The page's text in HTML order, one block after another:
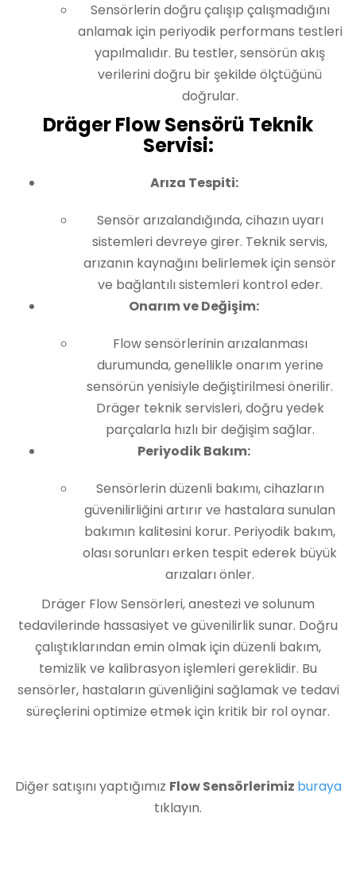
Sensörlerin doğru çalışıp çalışmadığını
anlamak için periyodik performans testleri
yapılmalıdır. Bu testler, sensörün akış
verilerini doğru bir şekilde ölçtüğünü
doğrular.
Dräger Flow Sensörü Teknik
Servisi:
Arıza Tespiti:
Sensör arızalandığında, cihazın uyarı
sistemleri devreye girer. Teknik servis,
arızanın kaynağını belirlemek için sensör
ve bağlantılı sistemleri kontrol eder.
Onarım ve Değişim:
Flow sensörlerinin arızalanması
durumunda, genellikle onarım yerine
sensörün yenisiyle değiştirilmesi önerilir.
Dräger teknik servisleri, doğru yedek
parçalarla hızlı bir değişim sağlar.
Periyodik Bakım:
Sensörlerin düzenli bakımı, cihazların
güvenilirliğini artırır ve hastalara sunulan
bakımın kalitesini korur. Periyodik bakım,
olası sorunları erken tespit ederek büyük
arızaları önler.
Dräger Flow Sensörleri, anestezi ve solunum
tedavilerinde hassasiyet ve güvenilirlik sunar. Doğru
çalıştıklarından emin olmak için düzenli bakım,
temizlik ve kalibrasyon işlemleri gereklidir. Bu
sensörler, hastaların güvenliğini sağlamak ve tedavi
süreçlerini optimize etmek için kritik bir rol oynar.
Diğer satışını yaptığımız Flow Sensörlerimiz buraya
tıklayın.